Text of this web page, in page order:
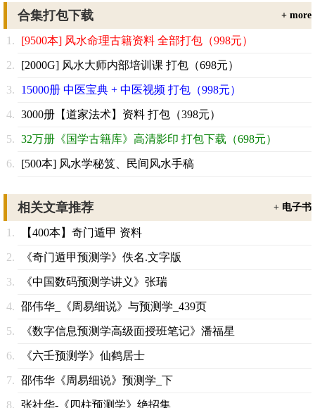
合集打包下载 + more
[9500本] 风水命理古籍资料 全部打包（998元）
[2000G] 风水大师内部培训课 打包（698元）
15000册 中医宝典 + 中医视频 打包（998元）
3000册【道家法术】资料 打包（398元）
32万册《国学古籍库》高清影印 打包下载（698元）
[500本] 风水学秘笈、民间风水手稿
相关文章推荐 + 电子书
【400本】奇门遁甲 资料
《奇门遁甲预测学》佚名.文字版
《中国数码预测学讲义》张瑞
邵伟华_《周易细说》与预测学_439页
《数字信息预测学高级面授班笔记》潘福星
《六壬预测学》仙鹤居士
邵伟华《周易细说》预测学_下
张社华-《四柱预测学》绝招集